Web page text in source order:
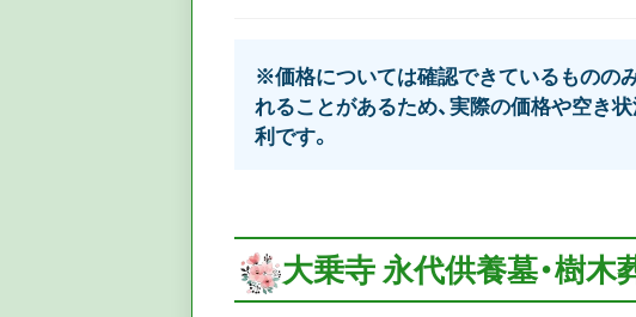
※価格については確認できているものの
れることがあるため、実際の価格や空き
利です。
大乗寺 永代供養墓・樹木